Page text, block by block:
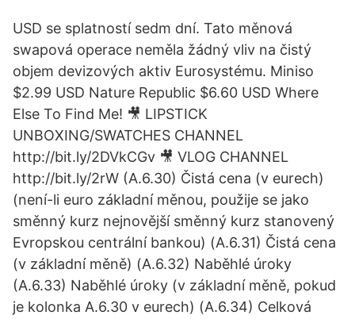
USD se splatností sedm dní. Tato měnová
swapová operace neměla žádný vliv na čistý
objem devizových aktiv Eurosystému. Miniso
$2.99 USD Nature Republic $6.60 USD Where
Else To Find Me! 🎥 LIPSTICK
UNBOXING/SWATCHES CHANNEL
http://bit.ly/2DVkCGv 🎥 VLOG CHANNEL
http://bit.ly/2rW (A.6.30) Čistá cena (v eurech)
(není-li euro základní měnou, použije se jako
směnný kurz nejnovější směnný kurz stanovený
Evropskou centrální bankou) (A.6.31) Čistá cena
(v základní měně) (A.6.32) Naběhlé úroky
(A.6.33) Naběhlé úroky (v základní měně, pokud
je kolonka A.6.30 v eurech) (A.6.34) Celková